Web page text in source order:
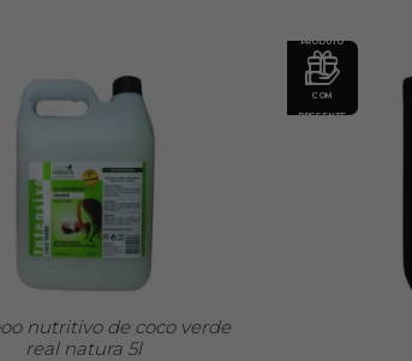
nutritivo de coco verde
real natura 5l
PRODUTO
COM
PRESENTE